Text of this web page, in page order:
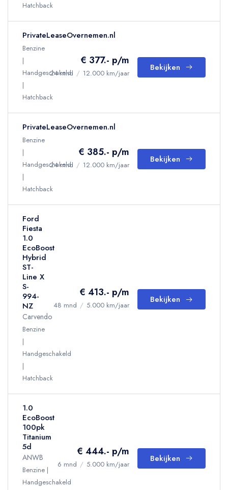
Hatchback
PrivateLeaseOvernemen.nl
Benzine
Handgeschakeld
Hatchback
€ 377.- p/m
24 mnd / 12.000 km/jaar
Bekijken
PrivateLeaseOvernemen.nl
Benzine
Handgeschakeld
Hatchback
€ 385.- p/m
24 mnd / 12.000 km/jaar
Bekijken
Ford
Fiesta
1.0
EcoBoost
Hybrid
ST-
Line X
S-
994-
NZ
Carvendo
Benzine
Handgeschakeld
Hatchback
€ 413.- p/m
48 mnd / 5.000 km/jaar
Bekijken
1.0
EcoBoost
100pk
Titanium
5d
ANWB
Benzine
Handgeschakeld
€ 444.- p/m
6 mnd / 5.000 km/jaar
Bekijken